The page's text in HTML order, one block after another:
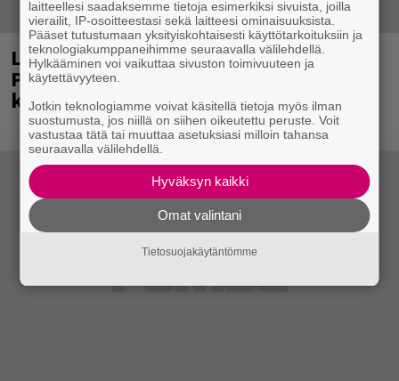
Laittomasta graffitista kiinni jäänyt
Paavo Arhinmäki jälleen spraypullo
kädessä – näitä puolueita ei kiinnosta
laitteellesi saadaksemme tietoja esimerkiksi sivuista, joilla
vierailit, IP-osoitteestasi sekä laitteesi ominaisuuksista.
Pääset tutustumaan yksityiskohtaisesti käyttötarkoituksiin ja
teknologiakumppaneihimme seuraavalla välilehdellä.
Hylkääminen voi vaikuttaa sivuston toimivuuteen ja
käytettävyyteen.
Jotkin teknologiamme voivat käsitellä tietoja myös ilman
suostumusta, jos niillä on siihen oikeutettu peruste. Voit
vastustaa tätä tai muuttaa asetuksiasi milloin tahansa
seuraavalla välilehdellä.
Hyväksyn kaikki
Omat valintani
Tietosuojakäytäntömme